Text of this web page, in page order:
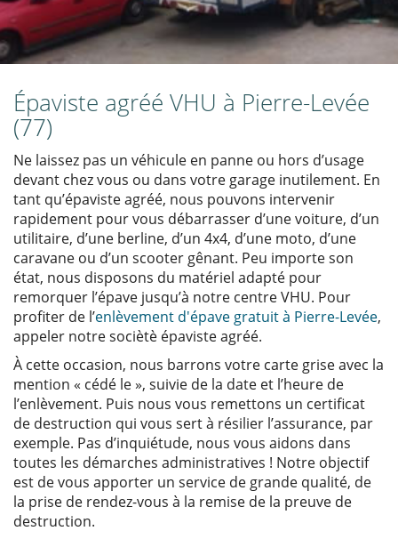
Épaviste agréé VHU à Pierre-Levée
(77)
Ne laissez pas un véhicule en panne ou hors d’usage
devant chez vous ou dans votre garage inutilement. En
tant qu’épaviste agréé, nous pouvons intervenir
rapidement pour vous débarrasser d’une voiture, d’un
utilitaire, d’une berline, d’un 4x4, d’une moto, d’une
caravane ou d’un scooter gênant. Peu importe son
état, nous disposons du matériel adapté pour
remorquer l’épave jusqu’à notre centre VHU. Pour
profiter de l’enlèvement d'épave gratuit à Pierre-Levée,
appeler notre sociètè épaviste agréé.
À cette occasion, nous barrons votre carte grise avec la
mention « cédé le », suivie de la date et l’heure de
l’enlèvement. Puis nous vous remettons un certificat
de destruction qui vous sert à résilier l’assurance, par
exemple. Pas d’inquiétude, nous vous aidons dans
toutes les démarches administratives ! Notre objectif
est de vous apporter un service de grande qualité, de
la prise de rendez-vous à la remise de la preuve de
destruction.